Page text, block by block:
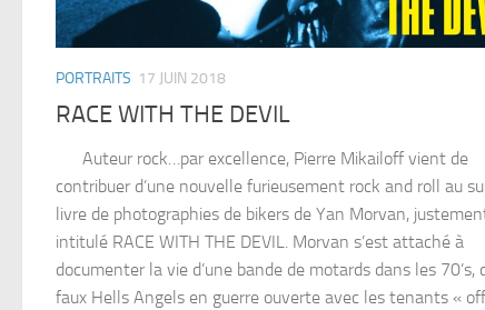
PORTRAITS 17 JUIN 2018
RACE WITH THE DEVIL
Auteur rock…par excellence, Pierre Mikailoff vient de
contribuer d’une nouvelle furieusement rock and roll au
livre de photographies de bikers de Yan Morvan,
intitulé RACE WITH THE DEVIL. Morvan s’est attaché à
documenter la vie d’une bande de motards dans les 70’s,
faux Hells Angels en guerre ouverte avec les tenants «